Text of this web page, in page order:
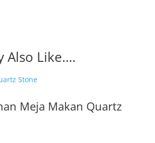
Also Like….
Meja Makan Quartz